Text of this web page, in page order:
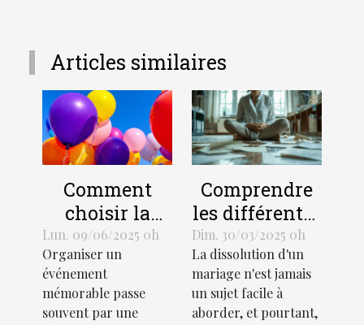
Articles similaires
Comment
choisir la
taille et le
design d'un
ballon hélium
pour votre
Lun. 09/06/2025 0h
Organiser un
événement
mémorable passe
souvent par une
Comprendre
les différentes
procédures de
divorce et
leurs impacts
Dim. 30/03/2025 0h
La dissolution d'un
mariage n'est jamais
un sujet facile à
aborder, et pourtant,